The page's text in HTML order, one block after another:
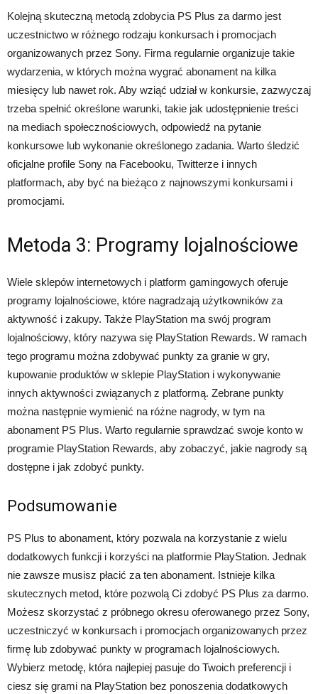
Kolejną skuteczną metodą zdobycia PS Plus za darmo jest
uczestnictwo w różnego rodzaju konkursach i promocjach
organizowanych przez Sony. Firma regularnie organizuje takie
wydarzenia, w których można wygrać abonament na kilka
miesięcy lub nawet rok. Aby wziąć udział w konkursie, zazwyczaj
trzeba spełnić określone warunki, takie jak udostępnienie treści
na mediach społecznościowych, odpowiedź na pytanie
konkursowe lub wykonanie określonego zadania. Warto śledzić
oficjalne profile Sony na Facebooku, Twitterze i innych
platformach, aby być na bieżąco z najnowszymi konkursami i
promocjami.
Metoda 3: Programy lojalnościowe
Wiele sklepów internetowych i platform gamingowych oferuje
programy lojalnościowe, które nagradzają użytkowników za
aktywność i zakupy. Także PlayStation ma swój program
lojalnościowy, który nazywa się PlayStation Rewards. W ramach
tego programu można zdobywać punkty za granie w gry,
kupowanie produktów w sklepie PlayStation i wykonywanie
innych aktywności związanych z platformą. Zebrane punkty
można następnie wymienić na różne nagrody, w tym na
abonament PS Plus. Warto regularnie sprawdzać swoje konto w
programie PlayStation Rewards, aby zobaczyć, jakie nagrody są
dostępne i jak zdobyć punkty.
Podsumowanie
PS Plus to abonament, który pozwala na korzystanie z wielu
dodatkowych funkcji i korzyści na platformie PlayStation. Jednak
nie zawsze musisz płacić za ten abonament. Istnieje kilka
skutecznych metod, które pozwolą Ci zdobyć PS Plus za darmo.
Możesz skorzystać z próbnego okresu oferowanego przez Sony,
uczestniczyć w konkursach i promocjach organizowanych przez
firmę lub zdobywać punkty w programach lojalnościowych.
Wybierz metodę, która najlepiej pasuje do Twoich preferencji i
ciesz się grami na PlayStation bez ponoszenia dodatkowych